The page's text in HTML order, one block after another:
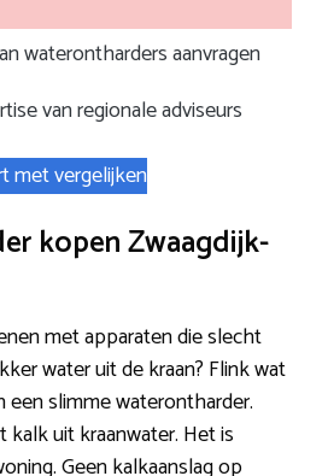
waterontharders aanvragen
van regionale adviseurs
met vergelijken
kopen Zwaagdijk-
met apparaten die slecht
water uit de kraan? Flink wat
een slimme waterontharder.
uit kraanwater. Het is
Geen kalkaanslag op